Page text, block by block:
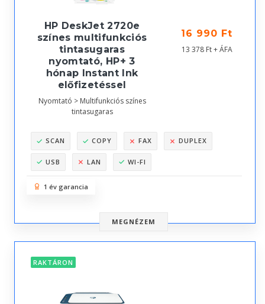
HP DeskJet 2720e
színes multifunkciós
tintasugaras
nyomtató, HP+ 3
hónap Instant Ink
előfizetéssel
Nyomtató > Multifunkciós színes
tintasugaras
16 990 Ft
13 378 Ft + ÁFA
SCAN COPY FAX DUPLEX
USB LAN WI-FI
1 év garancia
MEGNÉZEM
RAKTÁRON